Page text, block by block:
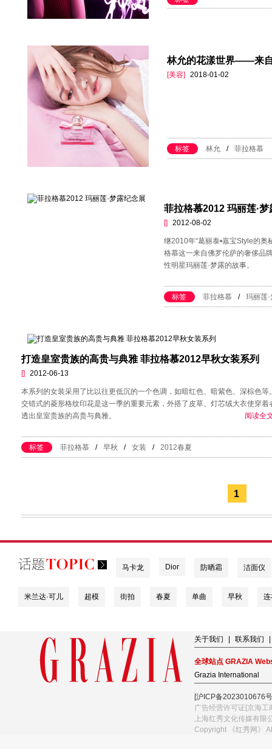
林允的花漾世界——来
[美容] 2018-01-02
标签 林允 / 菲拉格慕
菲拉格慕2012 玛丽莲·
[] 2012-08-02
继2010年“葛丽泰•嘉宝Style的奥
格慕这一来自佛罗伦萨的奢侈品
性明星玛丽莲·梦露的故事。
标签 菲拉格慕 / 玛丽莲
打造皇室贵族的高贵与典雅 菲拉格慕2012早秋女装系列
[] 2012-06-13
本系列的女装采用了比以往更低沉的一个色调，如暗红色、暗紫色、深棕色等
交错式的菱形格纹印花是这一季的重要元素，外搭了皮草、灯芯绒大衣使穿着
透出皇室贵族的高贵与典雅。
阅读全
标签 菲拉格慕 / 早秋 / 女装 / 2012春夏
1
马卡龙 Dior 防晒霜 洁面仪
米兰达·可儿 超模 街拍 春夏 单曲 早秋
关于我们 联系我们
全球站点 GRAZIA
Grazia International
[沪ICP备2023010676
广告经营许可证[京海
上海红秀文化传媒有限
Copyright 《红秀网》